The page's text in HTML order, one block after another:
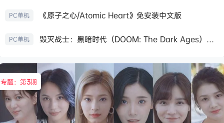
PC单机 《原子之心/Atomic Heart》免安装中文版
PC单机 毁灭战士：黑暗时代（DOOM: The Dark Ages）免安装中文版
专题：第3期